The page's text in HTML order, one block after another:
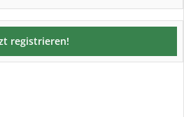
registrieren!